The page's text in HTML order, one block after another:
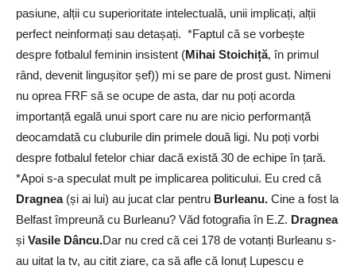
pasiune, alții cu superioritate intelectuală, unii implicați, alții
perfect neinformați sau detașați. *Faptul că se vorbește
despre fotbalul feminin insistent (Mihai Stoichiță, în primul
rând, devenit lingușitor șef)) mi se pare de prost gust. Nimeni
nu oprea FRF să se ocupe de asta, dar nu poți acorda
importanță egală unui sport care nu are nicio performanță
deocamdată cu cluburile din primele două ligi. Nu poți vorbi
despre fotbalul fetelor chiar dacă există 30 de echipe în țară.
*Apoi s-a speculat mult pe implicarea politicului. Eu cred că
Dragnea(și ai lui) au jucat clar pentru Burleanu. Cine a fost la
Belfast împreună cu Burleanu? Văd fotografia în E.Z. Dragnea
și Vasile Dâncu.Dar nu cred că cei 178 de votanți Burleanu s-
au uitat la tv, au citit ziare, ca să afle că Ionuț Lupescu e